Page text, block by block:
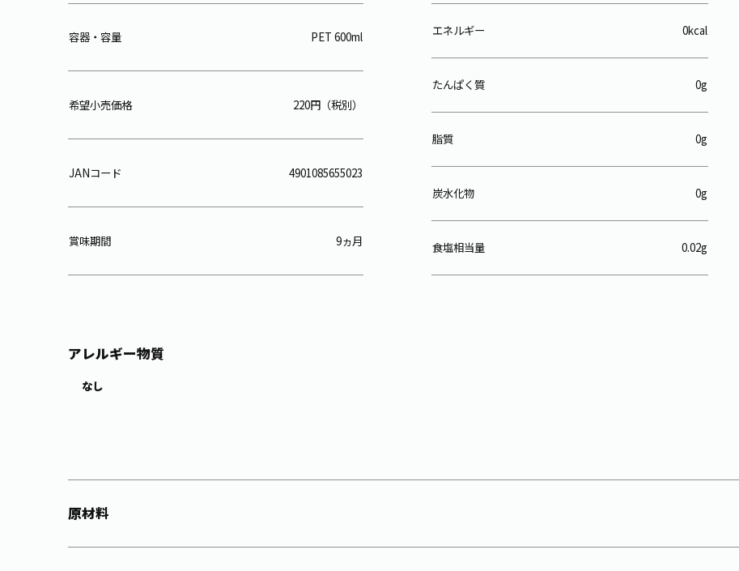
容器・容量 PET 600ml
希望小売価格 220円（税別）
JANコード 4901085655023
賞味期間 9ヵ月
エネルギー 0kcal
たんぱく質 0g
脂質 0g
炭水化物 0g
食塩相当量 0.02g
アレルギー物質
なし
原材料